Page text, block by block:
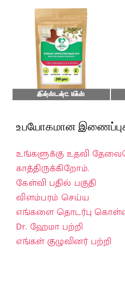
உபயோகமான
உங்களுக்கு உதவி
காத்திருக்கிறோம்.
கேள்வி பதில் பகுதி
விளம்பரம் செய்ய
எங்களை தொடர்பு
Dr. ஹேமா பற்றி
எங்கள் குழுவினர் பற்றி